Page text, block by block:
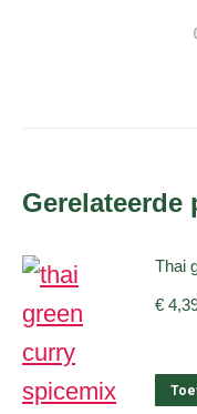
Gerelateerde
Thai
€